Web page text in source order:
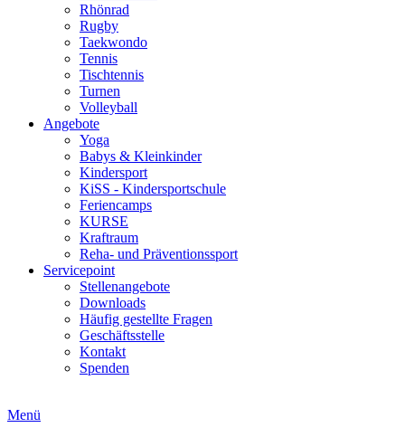
Rhönrad
Rugby
Taekwondo
Tennis
Tischtennis
Turnen
Volleyball
Angebote
Yoga
Babys & Kleinkinder
Kindersport
KiSS - Kindersportschule
Feriencamps
KURSE
Kraftraum
Reha- und Präventionssport
Servicepoint
Stellenangebote
Downloads
Häufig gestellte Fragen
Geschäftsstelle
Kontakt
Spenden
Menü